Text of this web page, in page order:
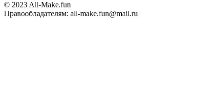
© 2023 All-Make.fun
Правообладателям: all-make.fun@mail.ru